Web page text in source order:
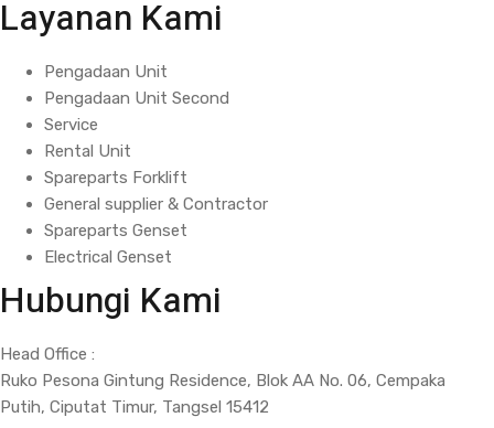
Layanan Kami
Pengadaan Unit
Pengadaan Unit Second
Service
Rental Unit
Spareparts Forklift
General supplier & Contractor
Spareparts Genset
Electrical Genset
Hubungi Kami
Head Office :
Ruko Pesona Gintung Residence, Blok AA No. 06, Cempaka
Putih, Ciputat Timur, Tangsel 15412